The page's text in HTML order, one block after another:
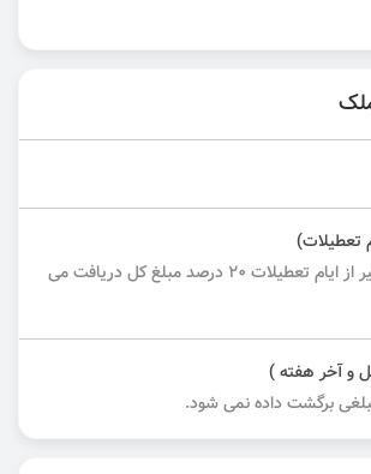
تعطیلات)
در صورت کنسلی غیر از ایام تعطیلات ۲۰ درصد مبلغ کل دریافت می
و آخر هفته )
برگشت داده نمی شود.